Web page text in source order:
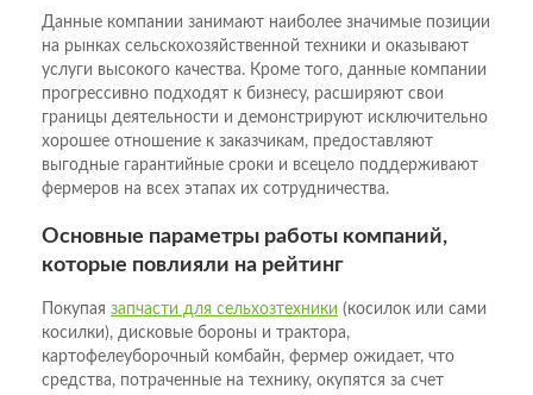
Данные компании занимают наиболее значимые позиции
на рынках сельскохозяйственной техники и оказывают
услуги высокого качества. Кроме того, данные компании
прогрессивно подходят к бизнесу, расширяют свои
границы деятельности и демонстрируют исключительно
хорошее отношение к заказчикам, предоставляют
выгодные гарантийные сроки и всецело поддерживают
фермеров на всех этапах их сотрудничества.
Основные параметры работы компаний,
которые повлияли на рейтинг
Покупая запчасти для сельхозтехники (косилок или сами
косилки), дисковые бороны и трактора,
картофелеуборочный комбайн, фермер ожидает, что
средства, потраченные на технику, окупятся за счет